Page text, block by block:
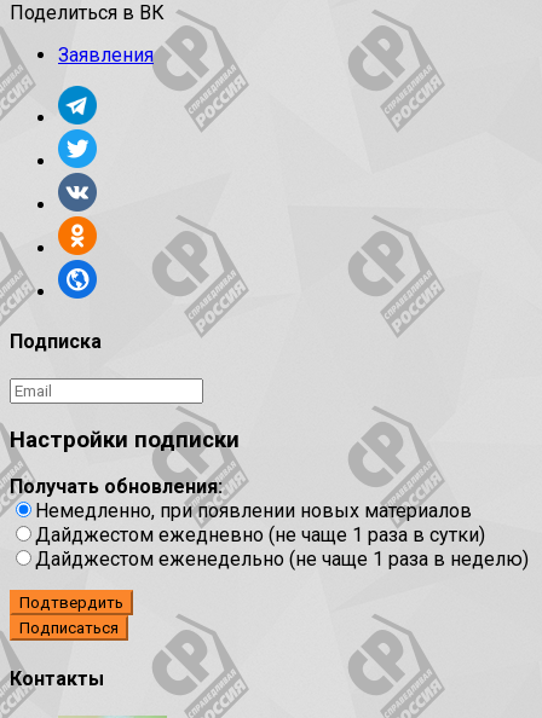
Поделиться в ВК
Заявления
Подписка
Настройки подписки
Получать обновления:
Немедленно, при появлении новых материалов
Дайджестом ежедневно (не чаще 1 раза в сутки)
Дайджестом еженедельно (не чаще 1 раза в неделю)
Подтвердить
Контакты